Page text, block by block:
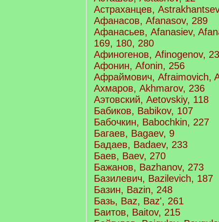
Астраханцев,
Афанасов, Afanasov, 289
Афанасьев, Afanasiev,
169, 180, 280
Афиногенов, Afinogenov,
Афонин, Afonin, 256
Афраймович, Afraimovich,
Ахмаров, Akhmarov, 236
Аэтовский, Aetovskiy, 118
Бабиков, Babikov, 107
Бабочкин, Babochkin, 227
Багаев, Bagaev, 9
Бадаев, Badaev, 233
Баев, Baev, 270
Бажанов, Bazhanov, 273
Базилевич, Bazilevich, 187
Базин, Bazin, 248
Базь, Baz, Baz', 261
Баитов, Baitov, 215